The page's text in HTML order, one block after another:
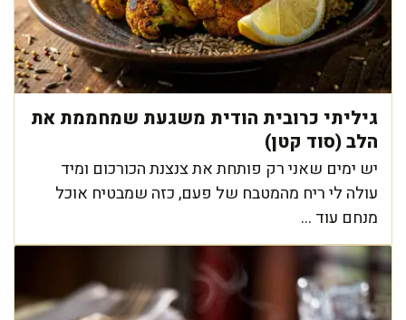
גיליתי כרובית הודית משגעת שמחממת את
הלב (סוד קטן)
יש ימים שאני רק פותחת את צנצנת הכורכום ומיד
עולה לי ריח מהמטבח של פעם, כזה שמבטיח אוכל
מנחם עוד ...